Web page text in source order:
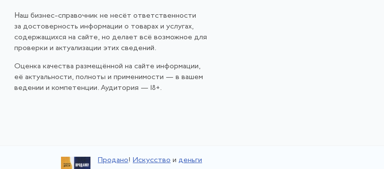
Наш бизнес-справочник не несёт ответственности
за достоверность информации о товарах и услугах,
содержащихся на сайте, но делает всё возможное для
проверки и актуализации этих сведений.
Оценка качества размещённой на сайте информации,
её актуальности, полноты и применимости — в вашем
ведении и компетенции. Аудитория — 18+.
Продано! Искусство и деньги